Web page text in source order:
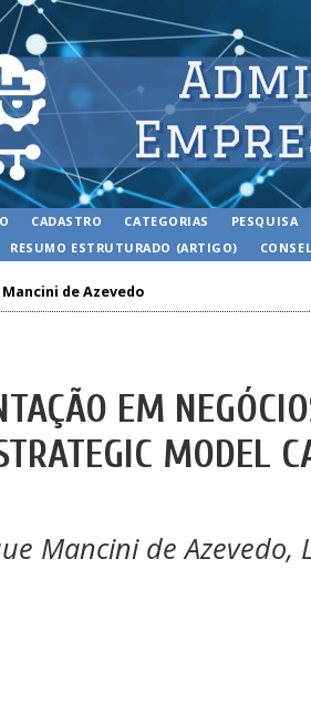
CADASTRO CATEGORIAS
PESQUISA
RESUMO ESTRUTURADO (ARTIGO)
Mancini de Azevedo
EM
MODEL
Mancini de Azevedo,